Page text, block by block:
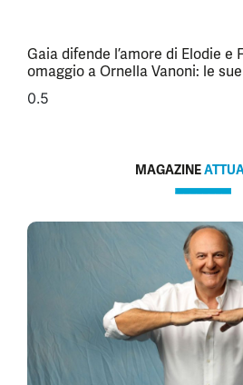
Gaia difende l’amore di Elodie e
omaggio a Ornella Vanoni: le
MAGAZINE